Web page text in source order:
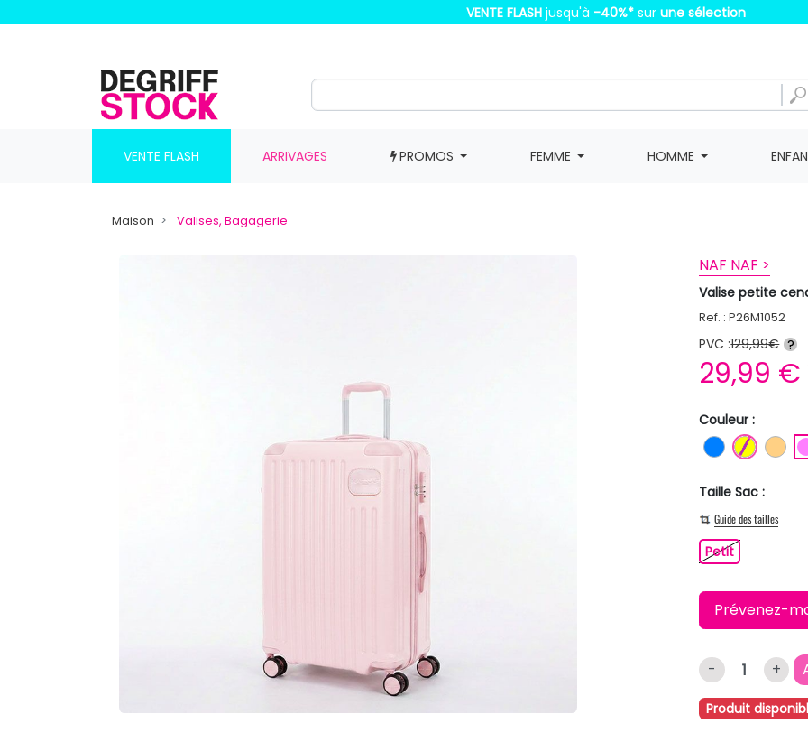
VENTE FLASH jusqu'à -40%* sur une sélection
VENTE FLASH ARRIVAGES PROMOS FEMME HOMME
Maison Valises, Bagagerie
NAF NAF >
Valise petite
Ref. : P26M1052
PVC :129,99€ ?
29,99 €
Couleur :
BLEUJAUNE
Taille Sac :
Guide des tailles
PetitPetit
Prévenez-
- +
Produit